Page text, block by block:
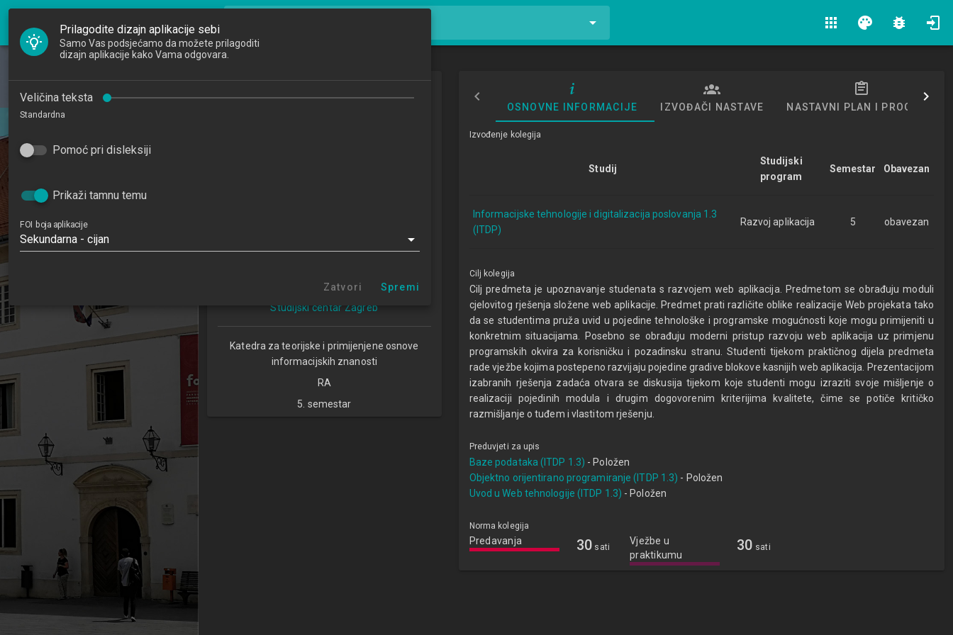
Djelatnici
Katedre
FOI Nastava apps palette bug_report
Razvoj Web aplikacija
Studijski centar Križevci (ITDP 1.3)
Studijski centar Zabok
Studijski centar Zagreb
Katedra za teorijske i primijenjene osnove
informacijskih znanosti
RA
5. semestar
OSNOVNE INFORMACIJE IZVOĐAČI NASTAVE NASTAVNI PLAN I PROGRAM
Izvođenje kolegija
Studij
Studijski
program
Semestar Obavezan
Informacijske tehnologije i digitalizacija poslovanja 1.3
(ITDP)
Razvoj aplikacija 5 obavezan
Cilj kolegija
Cilj predmeta je upoznavanje studenata s razvojem web aplikacija. Predmetom se obrađuju moduli
cjelovitog rješenja složene web aplikacije. Predmet prati različite oblike realizacije Web projekata tako
da se studentima pruža uvid u pojedine tehnološke i programske mogućnosti koje mogu primijeniti u
konkretnim situacijama. Posebno se obrađuju moderni pristup razvoju web aplikacija uz primjenu
programskih okvira za korisničku i pozadinsku stranu. Studenti tijekom praktičnog dijela predmeta
rade vježbe kojima postepeno razvijaju pojedine gradive blokove kasnijih web aplikacija. Prezentacijom
izabranih rješenja zadaća otvara se diskusija tijekom koje studenti mogu izraziti svoje mišljenje o
realizaciji pojedinih modula i drugim dogovorenim kriterijima kvalitete, čime se potiče kritičko
razmišljanje o tuđem i vlastitom rješenju.
Preduvjeti za upis
Baze podataka (ITDP 1.3) - Položen
Objektno orijentirano programiranje (ITDP 1.3) - Položen
Uvod u Web tehnologije (ITDP 1.3) - Položen
Norma kolegija
Predavanja 30 sati
Vježbe u
praktikumu
30 sati
Prilagodite dizajn aplikacije sebi
Samo Vas podsjećamo da možete prilagoditi
dizajn aplikacije kako Vama odgovara.
Veličina teksta
Standardna
Pomoć pri disleksiji
Prikaži tamnu temu
FOI boja aplikacije
Sekundarna - cijan
Zatvori Spremi